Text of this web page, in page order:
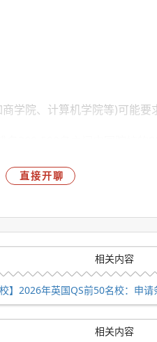
学院、计算机学院等)可能要
可能要求总分100以上。
直接开聊
相关内容
校】2026年英国QS前50名校：申请
相关内容